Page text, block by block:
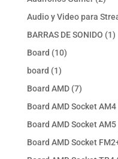
Audio y Video para
BARRAS DE SONIDO 11
Board 1010
board 11
producto
Board AMD 77
productos
Board AMD Socket AM4
Board AMD Socket AM5
Board AMD Socket